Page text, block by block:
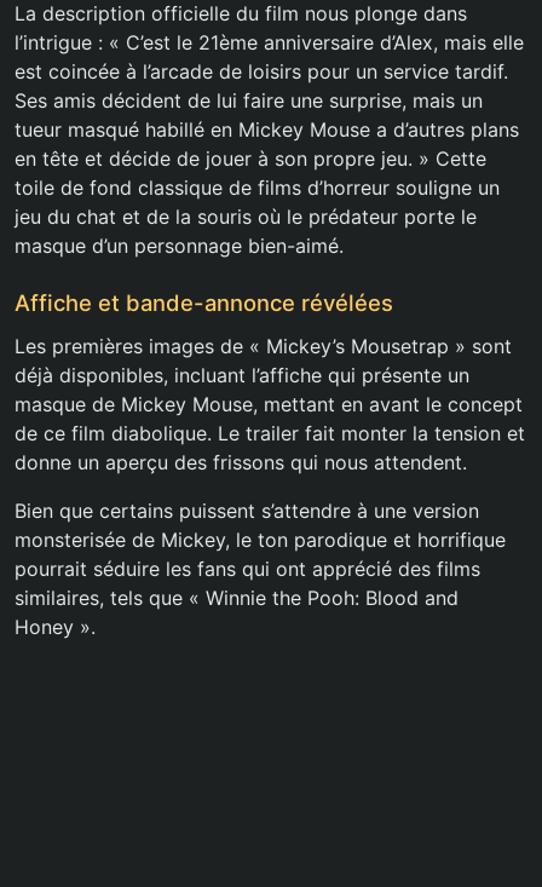
La description officielle du film nous plonge dans
l’intrigue : « C’est le 21ème anniversaire d’Alex, mais elle
est coincée à l’arcade de loisirs pour un service tardif.
Ses amis décident de lui faire une surprise, mais un
tueur masqué habillé en Mickey Mouse a d’autres plans
en tête et décide de jouer à son propre jeu. » Cette
toile de fond classique de films d’horreur souligne un
jeu du chat et de la souris où le prédateur porte le
masque d’un personnage bien-aimé.
Affiche et bande-annonce révélées
Les premières images de « Mickey’s Mousetrap » sont
déjà disponibles, incluant l’affiche qui présente un
masque de Mickey Mouse, mettant en avant le concept
de ce film diabolique. Le trailer fait monter la tension et
donne un aperçu des frissons qui nous attendent.
Bien que certains puissent s’attendre à une version
monsterisée de Mickey, le ton parodique et horrifique
pourrait séduire les fans qui ont apprécié des films
similaires, tels que « Winnie the Pooh: Blood and
Honey ».